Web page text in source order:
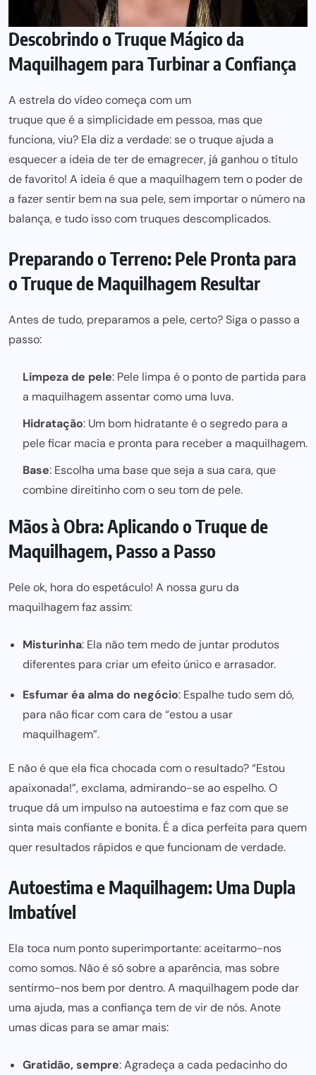
Descobrindo o Truque Mágico da
Maquilhagem para Turbinar a Confiança
A estrela do vídeo começa com um
truque que é a simplicidadeem pessoa, mas que
funciona, viu? Ela diz a verdade: se o truque ajuda a
esquecer a ideia de ter de emagrecer, já ganhou o título
de favorito! A ideia é que a maquilhagem tem o poder de
a fazersentir bem na sua pele, sem importar o número na
balança, e tudo isso comtruques descomplicados.
Preparando o Terreno: Pele Pronta para
o Truque de Maquilhagem Resultar
Antes de tudo, preparamos a pele, certo? Siga o passo a
passo:
Limpeza de pele: Pele limpa é o ponto de partida para
a maquilhagem assentar como uma luva.
Hidratação: Um bom hidratante é o segredo para a
pele ficar macia e pronta para receber a maquilhagem.
Base: Escolha uma base que seja a sua cara, que
combine direitinho com o seu tom de pele.
Mãos à Obra: Aplicando o Truque de
Maquilhagem, Passo a Passo
Pele ok, hora do espetáculo! A nossa guru da
maquilhagem faz assim:
Misturinha: Ela não tem medo de juntar produtos
diferentes para criar um efeito único e arrasador.
Esfumar éa alma do negócio: Espalhe tudo sem dó,
para não ficar com cara de “estou a usar
maquilhagem”.
E não é que ela fica chocada com o resultado? “Estou
apaixonada!”, exclama, admirando-se ao espelho. O
truque dá um impulso na autoestima e faz com que se
sinta mais confiante e bonita. É a dica perfeita para quem
quer resultados rápidos e que funcionam de verdade.
Autoestima e Maquilhagem: Uma Dupla
Imbatível
Ela toca num ponto superimportante: aceitarmo-nos
como somos. Não é só sobre a aparência, mas sobre
sentirmo-nos bem por dentro. A maquilhagem pode dar
uma ajuda, mas a confiança tem de vir de nós. Anote
umas dicas para se amar mais:
Gratidão, sempre: Agradeça a cada pedacinho do